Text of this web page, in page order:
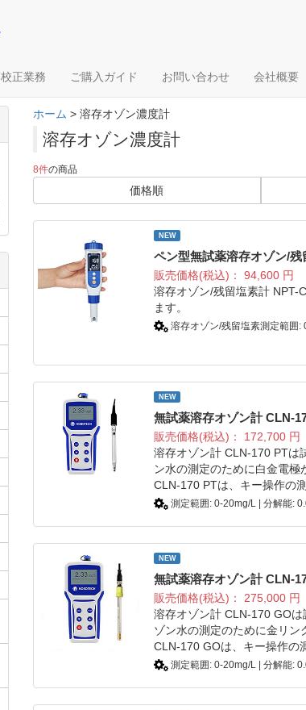
校正業務 ご購入ガイド お問い合わせ 会社概要
ホーム > 溶存オゾン濃度計
溶存オゾン濃度計
8件の商品
価格順
NEW
ペン型無試薬溶存オゾン/
販売価格(税込)：94,600 円
溶存オゾン/残留塩素計 NPT-
ます。
溶存オゾン/残留塩素測定範囲
NEW
無試薬溶存オゾン計 CLN-
販売価格(税込)： 172,700 円
溶存オゾン計 CLN-170 PTは
ン水の測定のために白金電極
CLN-170 PTは、キー操作の
測定範囲: 0-20mg/L | 分解能:
NEW
無試薬溶存オゾン計 CLN-
販売価格(税込)： 275,000 円
溶存オゾン計 CLN-170 GO
ゾン水の測定のために金リン
CLN-170 GOは、キー操作の
測定範囲: 0-20mg/L | 分解能: